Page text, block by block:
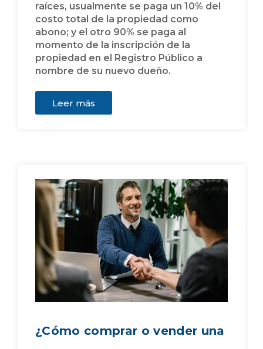
raíces, usualmente se paga un 10% del
costo total de la propiedad como
abono; y el otro 90% se paga al
momento de la inscripción de la
propiedad en el Registro Público a
nombre de su nuevo dueño.
Leer más
¿Cómo comprar o vender una